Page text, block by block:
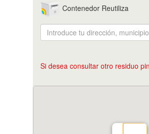
Contenedor Reutiliza
Si desea consultar otro residuo